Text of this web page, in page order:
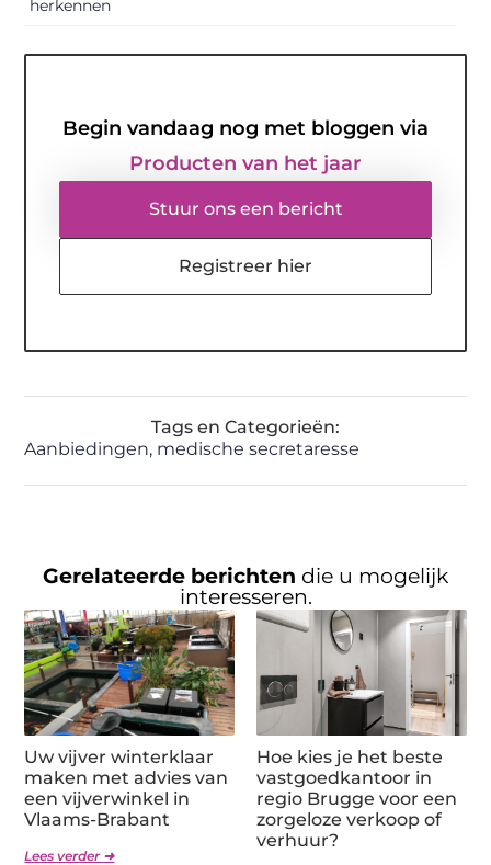
herkennen
Begin vandaag nog met bloggen via
Producten van het jaar
Stuur ons een bericht
Registreer hier
Tags en Categorieën:
Aanbiedingen, medische secretaresse
Gerelateerde berichten die u mogelijk
interesseren.
Uw vijver winterklaar
maken met advies van
een vijverwinkel in
Vlaams-Brabant
Lees verder ➜
Hoe kies je het beste
vastgoedkantoor in
regio Brugge voor een
zorgeloze verkoop of
verhuur?